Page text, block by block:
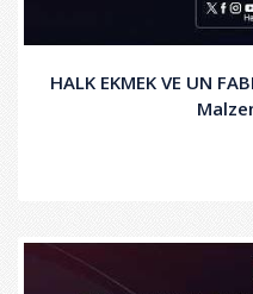
HALK EKMEK VE UN